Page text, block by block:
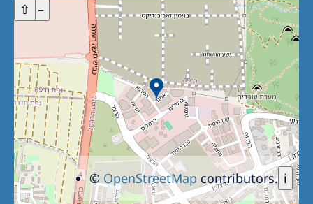
+ –
⇧
i
© OpenStreetMap contributors.